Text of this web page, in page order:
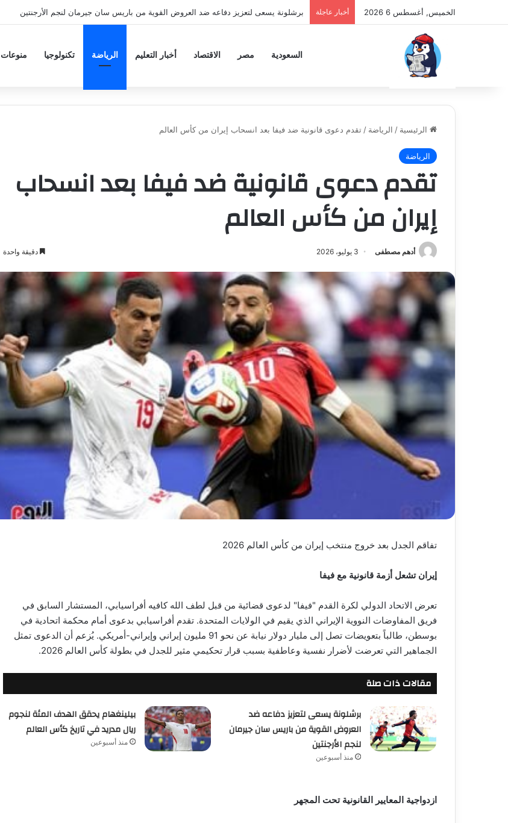
الخميس, أغسطس 6 2026 أخبار عاجلة برشلونة يسعى لتعزيز دفاعه ضد العروض القوية من باريس سان جيرمان لنجم الأرجنتين
السعودية مصر الاقتصاد أخبار التعليم الرياضة تكنولوجيا منوعات
الرئيسية / الرياضة / تقدم دعوى قانونية ضد فيفا بعد انسحاب إيران من كأس العالم
الرياضة
تقدم دعوى قانونية ضد فيفا بعد انسحاب
إيران من كأس العالم
أدهم مصطفى 3 يوليو، 2026 دقيقة واحدة
تفاقم الجدل بعد خروج منتخب إيران من كأس العالم 2026
إيران تشعل أزمة قانونية مع فيفا
تعرض الاتحاد الدولي لكرة القدم "فيفا" لدعوى قضائية من قبل لطف الله كافيه أفراسيابي، المستشار السابق في
فريق المفاوضات النووية الإيراني الذي يقيم في الولايات المتحدة. تقدم أفراسيابي بدعوى أمام محكمة اتحادية في
بوسطن، طالباً بتعويضات تصل إلى مليار دولار نيابة عن نحو 91 مليون إيراني وإيراني-أمريكي. يُزعم أن الدعوى تمثل
الجماهير التي تعرضت لأضرار نفسية وعاطفية بسبب قرار تحكيمي مثير للجدل في بطولة كأس العالم 2026.
مقالات ذات صلة
برشلونة يسعى لتعزيز دفاعه ضد
العروض القوية من باريس سان جيرمان
لنجم الأرجنتين
منذ أسبوعين
بيلينغهام يحقق الهدف المئة لنجوم
ريال مدريد في تاريخ كأس العالم
منذ أسبوعين
ازدواجية المعايير القانونية تحت المجهر